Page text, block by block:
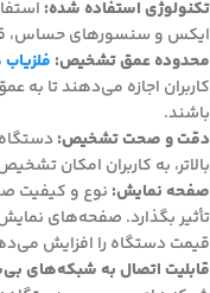
تکنولوژی استفاده شده:
ایکس و سنسورهای حساس،
محدوده عمق تشخیص:
کاربران اجازه می‌دهند تا
باشند.
دقت و صحت تشخیص:
بالاتر، به کاربران امکان
صفحه نمایش: نوع و کیفیت
تأثیر بگذارد. صفحه‌های
قیمت دستگاه را افزایش
قابلیت اتصال به شبکه‌های